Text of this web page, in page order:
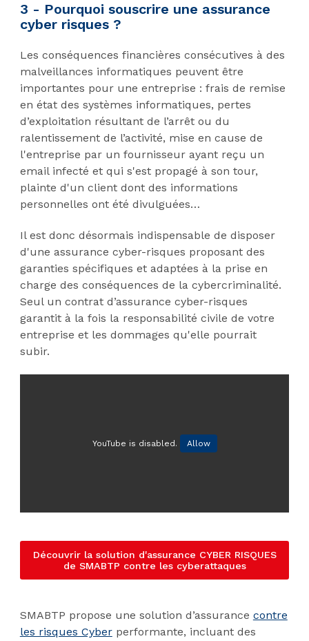
3 - Pourquoi souscrire une assurance
cyber risques ?
Les conséquences financières consécutives à des
malveillances informatiques peuvent être
importantes pour une entreprise : frais de remise
en état des systèmes informatiques, pertes
d’exploitation résultant de l’arrêt ou du
ralentissement de l’activité, mise en cause de
l'entreprise par un fournisseur ayant reçu un
email infecté et qui s'est propagé à son tour,
plainte d'un client dont des informations
personnelles ont été divulguées…
Il est donc désormais indispensable de disposer
d'une assurance cyber-risques proposant des
garanties spécifiques et adaptées à la prise en
charge des conséquences de la cybercriminalité.
Seul un contrat d’assurance cyber-risques
garantit à la fois la responsabilité civile de votre
entreprise et les dommages qu'elle pourrait
subir.
YouTube is disabled. Allow
Découvrir la solution d'assurance CYBER RISQUES
de SMABTP contre les cyberattaques
SMABTP propose une solution d’assurance contre
les risques Cyberperformante, incluant des